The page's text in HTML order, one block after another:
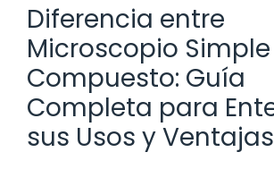
Diferencia entre
Microscopio
Compuesto: Guía
Completa para
sus Usos y Ventajas